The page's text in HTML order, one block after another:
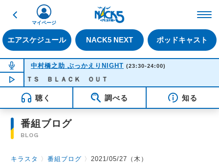
戻る
エアスケジュール NACK5 NEXT ポッドキャスト
マイページ
NOW ON AIR
中村橋之助 ぶっかえりNIGHT (23:30-24:00)
NOW PLAYING 23:24
ＡＴＳ ＢＬＡＣＫ ＯＵＴ
聴く 調べる 知る
番組ブログ
BLOG
キラスタ 〉番組ブログ 〉2021/05/27（木）